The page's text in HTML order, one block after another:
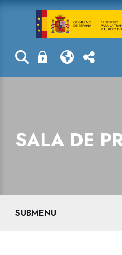
Sala
SALA DE
SUBMENU